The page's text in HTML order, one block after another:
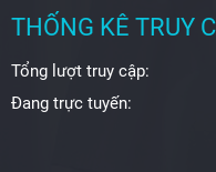
THỐNG KÊ TRUY
Tổng lượt truy cập:
Đang trực tuyến: